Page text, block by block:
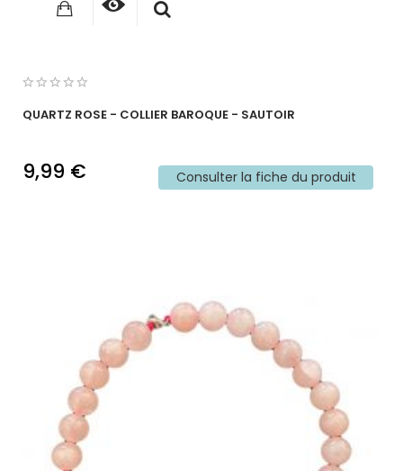
QUARTZ ROSE - COLLIER BAROQUE - SAUTOIR
9,99 € Consulter la fiche du produit